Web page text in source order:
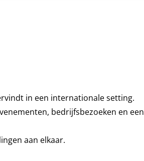
in een internationale setting.
bedrijfsbezoeken en een
aan elkaar.